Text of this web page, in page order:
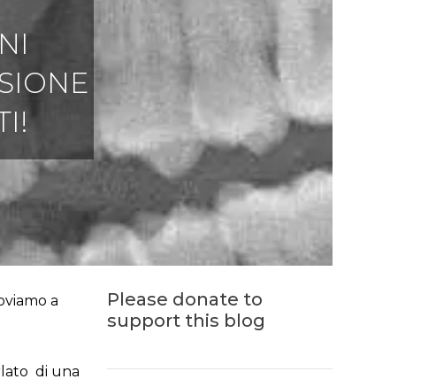
a
di una
Please donate to
support this blog